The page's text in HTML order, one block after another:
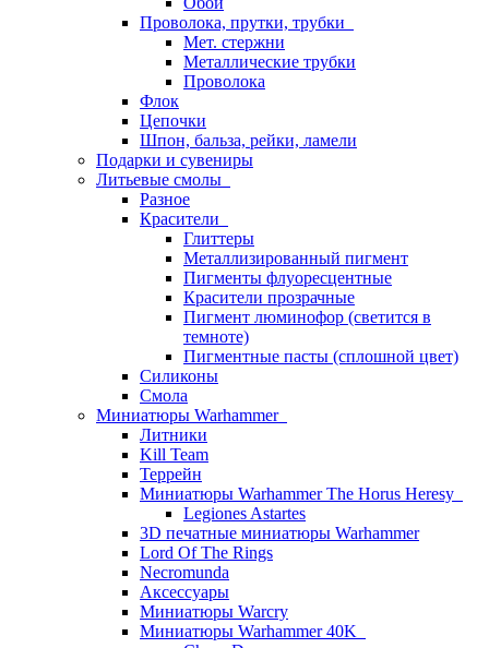
Проволока, прутки, трубки
Мет. стержни
Металлические трубки
Проволока
Флок
Цепочки
Шпон, бальза, рейки, ламели
Подарки и сувениры
Литьевые смолы
Разное
Красители
Глиттеры
Металлизированный пигмент
Пигменты флуоресцентные
Красители прозрачные
Пигмент люминофор (светится в
темноте)
Пигментные пасты (сплошной цвет)
Силиконы
Смола
Миниатюры Warhammer
Литники
Kill Team
Террейн
Миниатюры Warhammer The Horus Heresy
Legiones Astartes
3D печатные миниатюры Warhammer
Lord Of The Rings
Necromunda
Аксессуары
Миниатюры Warcry
Миниатюры Warhammer 40K